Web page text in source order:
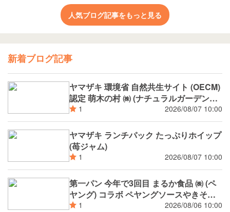
ト (OECM) 認定 萌木の村 ㈱ (ナチュラル
ガーデンズMOEGI) 阪神タイガース コラ
ボ等
人気ブログ記事をもっと見る
新着ブログ記事
ヤマザキ 環境省 自然共生サイト (OECM)
認定 萌木の村 ㈱ (ナチュラルガーデンズ
MOEGI) コラボ ランチパック シャインマ
スカットジャム と 白桃ジャム
1 2026/08/07 10:00
ヤマザキ ランチパック たっぷりホイップ
(苺ジャム)
1 2026/08/07 10:00
第一パン 今年で3回目 まるか食品 ㈱ (ペ
ヤング) コラボ ペヤングソースやきそば
揚げパン
1 2026/08/06 10:00